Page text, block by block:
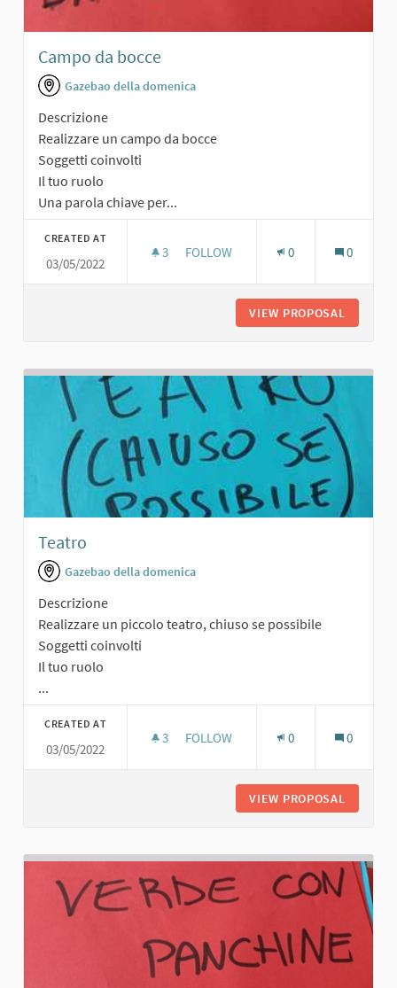
Campo da bocce
Gazebao della domenica
Descrizione
Realizzare un campo da bocce
Soggetti coinvolti
Il tuo ruolo
Una parola chiave per...
CREATED AT
03/05/2022
3 3 FOLLOWERS
FOLLOW 0 0
VIEW PROPOSAL
Teatro
Gazebao della domenica
Descrizione
Realizzare un piccolo teatro, chiuso se possibile
Soggetti coinvolti
Il tuo ruolo
...
CREATED AT
03/05/2022
3 3 FOLLOWERS
FOLLOW 0 0
VIEW PROPOSAL